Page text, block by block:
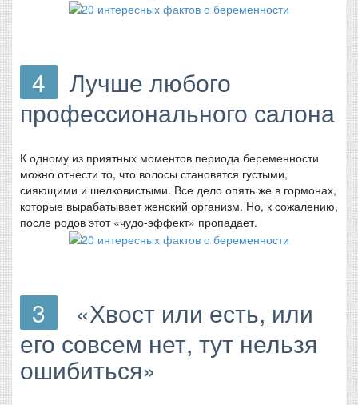
4
Лучше любого
профессионального салона
К одному из приятных моментов периода беременности
можно отнести то, что волосы становятся густыми,
сияющими и шелковистыми. Все дело опять же в гормонах,
которые вырабатывает женский организм. Но, к сожалению,
после родов этот «чудо-эффект» пропадает.
3
«Хвост или есть, или
его совсем нет, тут нельзя
ошибиться»